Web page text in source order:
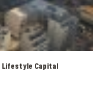
Lifestyle Capital